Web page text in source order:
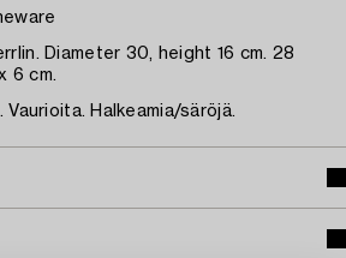
Diameter 30, height 16 cm. 28
6 cm.
Vaurioita. Halkeamia/säröjä.